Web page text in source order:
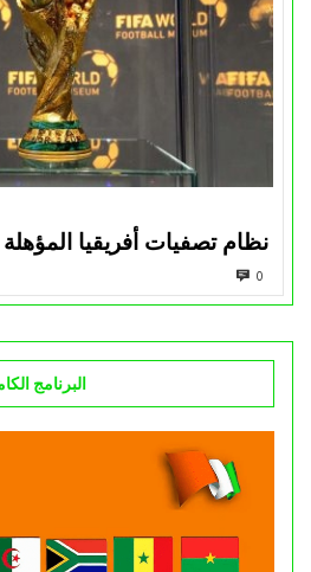
نظام تصفيات أفريقيا المؤهلة
0
البرنامج